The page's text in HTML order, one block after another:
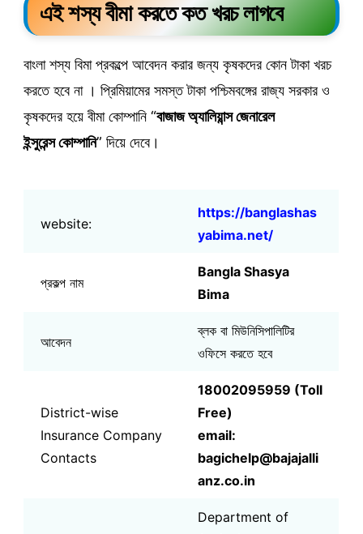
এই শস্যবীমা করতে কত খরচ লাগবে
বাংলা শস্য বিমা প্রকল্পে আবেদন করার জন্য কৃষকদের কোন টাকা খরচ
করতে হবে না । প্রিমিয়ামের সমস্ত টাকা পশ্চিমবঙ্গের রাজ্য সরকার ও
কৃষকদের হয়ে বীমা কোম্পানি “বাজাজ অ্যালিয়ান্স জেনারেল
ইন্সুরেন্স কোম্পানি” দিয়ে দেবে।
website:
https://banglashas
yabima.net/
প্রকল্প নাম
Bangla Shasya
Bima
আবেদন
ব্লক বা মিউনিসিপালিটির
ওফিসে করতে হবে
District-wise
Insurance Company
Contacts
18002095959 (Toll
Free)
email:
bagichelp@bajajalli
anz.co.in
Department of